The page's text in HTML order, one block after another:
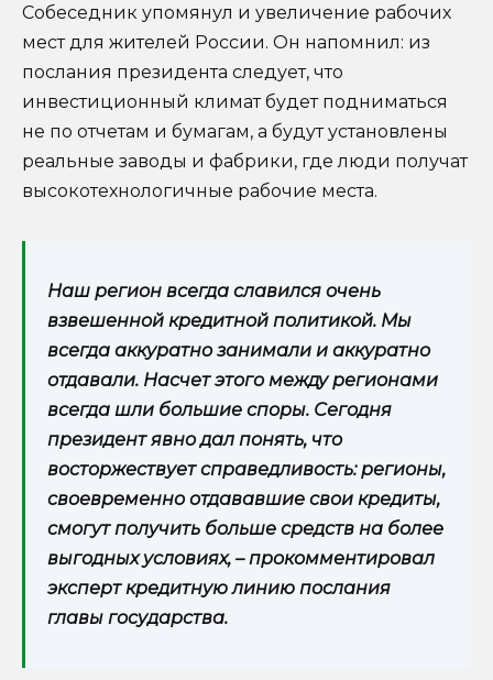
Собеседник упомянул и увеличение рабочих
мест для жителей России. Он напомнил: из
послания президента следует, что
инвестиционный климат будет подниматься
не по отчетам и бумагам, а будут установлены
реальные заводы и фабрики, где люди получат
высокотехнологичные рабочие места.
Наш регион всегда славился очень
взвешенной кредитной политикой. Мы
всегда аккуратно занимали и аккуратно
отдавали. Насчет этого между регионами
всегда шли большие споры. Сегодня
президент явно дал понять, что
восторжествует справедливость: регионы,
своевременно отдававшие свои кредиты,
смогут получить больше средств на более
выгодных условиях, – прокомментировал
эксперт кредитную линию послания
главы государства.